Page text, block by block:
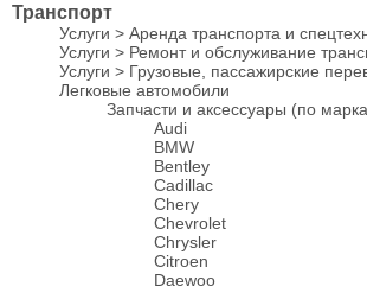
Транспорт
Услуги > Аренда транспорта и
Услуги > Ремонт и обслуживание
Услуги > Грузовые, пассажирские
Легковые автомобили
Запчасти и аксессуары (по
Audi
BMW
Bentley
Cadillac
Chery
Chevrolet
Chrysler
Citroen
Daewoo